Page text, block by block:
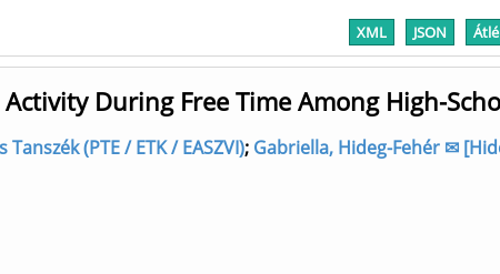
XML JSON
During Free Time Among High-
(PTE / ETK / EASZVI); Gabriella, Hideg-Fehér ✉